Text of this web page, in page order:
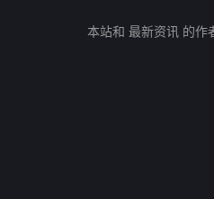
本站和 最新资讯 的作